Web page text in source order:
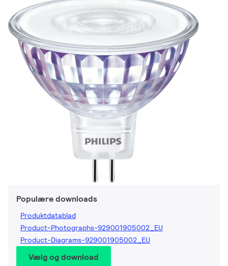
Populære downloads
Produktdatablad
Product-Photographs-929001905002_EU
Product-Diagrams-929001905002_EU
Vælg og download